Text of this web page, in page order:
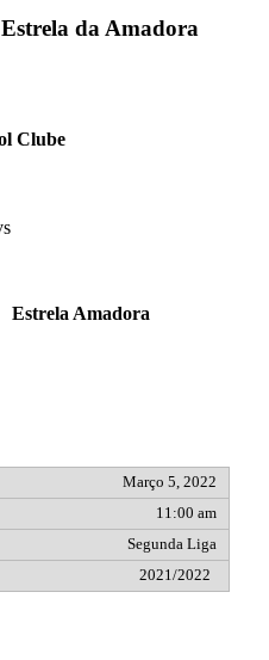
da Amadora
Clube
Estrela Amadora
Março 5, 2022
11:00 am
Segunda Liga
2021/2022